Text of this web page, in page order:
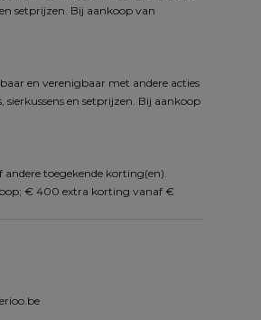
setprijzen. Bij aankoop van
en verenigbaar met andere acties
en setprijzen. Bij aankoop
toegekende korting(en).
€ 400 extra korting vanaf €